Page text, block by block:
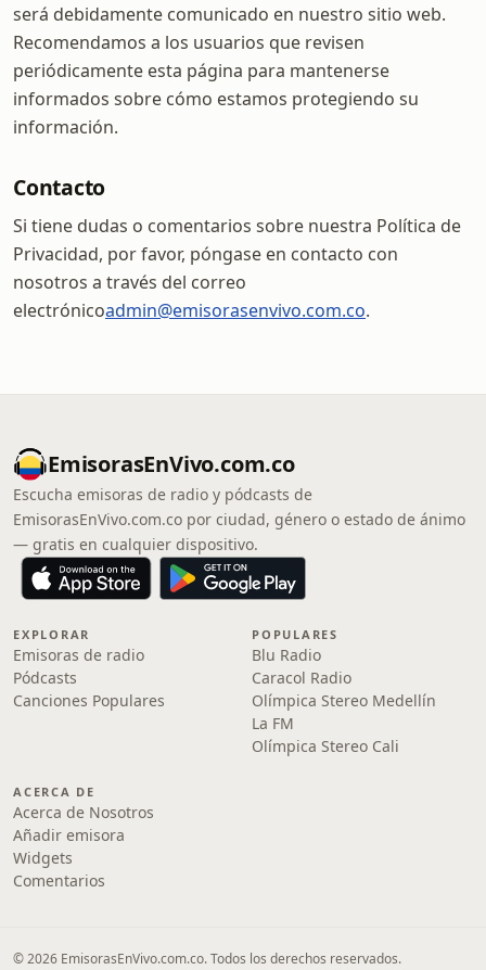
será debidamente comunicado en nuestro sitio web.
Recomendamos a los usuarios que revisen
periódicamente esta página para mantenerse
informados sobre cómo estamos protegiendo su
información.
Contacto
Si tiene dudas o comentarios sobre nuestra Política de
Privacidad, por favor, póngase en contacto con
nosotros a través del correo
electrónicoadmin@emisorasenvivo.com.co.
EmisorasEnVivo.com.co
Escucha emisoras de radio y pódcasts de
EmisorasEnVivo.com.co por ciudad, género o estado de ánimo
— gratis en cualquier dispositivo.
EXPLORAR
Emisoras de radio
Pódcasts
Canciones Populares
POPULARES
Blu Radio
Caracol Radio
Olímpica Stereo Medellín
La FM
Olímpica Stereo Cali
ACERCA DE
Acerca de Nosotros
Añadir emisora
Widgets
Comentarios
© 2026 EmisorasEnVivo.com.co. Todos los derechos reservados.